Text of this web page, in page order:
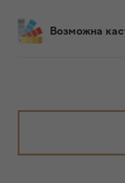
Возможна